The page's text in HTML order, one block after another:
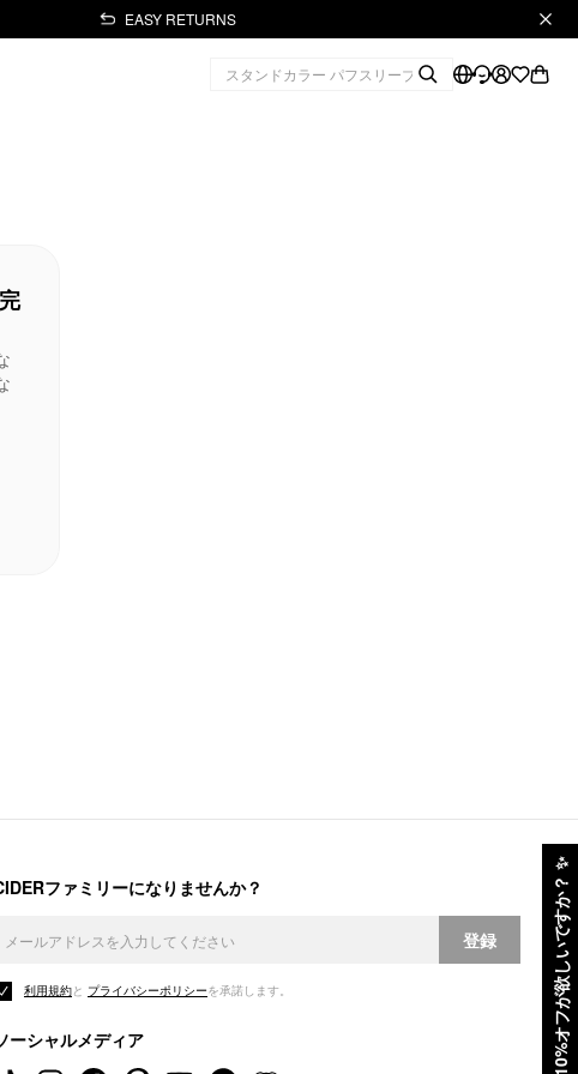
EASY RETURNS
10%オフが欲しいですか？
✨
ファミリーになりませんか？
登録
利用規約と プライバシーポリシーを承諾します。
ーシャルメディア